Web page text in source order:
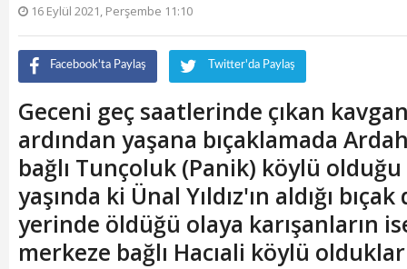
16 Eylül 2021, Perşembe 11:10
Facebook'ta Paylaş Twitter'da Paylaş
Geceni geç saatlerinde çıkan
ardından yaşana bıçaklamada
bağlı Tunçoluk (Panik) köylü
yaşında ki Ünal Yıldız'ın aldığı
yerinde öldüğü olaya karışanların
merkeze bağlı Hacıali köylü